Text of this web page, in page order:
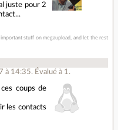
juste pour 2
stuff on megaupload, and let the rest
à 14:35. Évalué à 1 .
coups de
les contacts